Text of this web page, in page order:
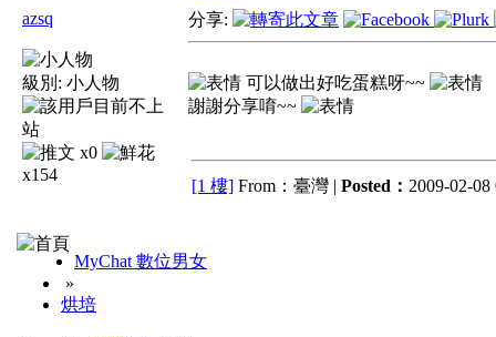
azsq
級別: 小人物
x0
x154
分享:
可以做出好吃蛋糕呀~~
謝謝分享唷~~
[1 樓] From：臺灣 | Posted： 2009-02-08
MyChat 數位男女
»
烘培